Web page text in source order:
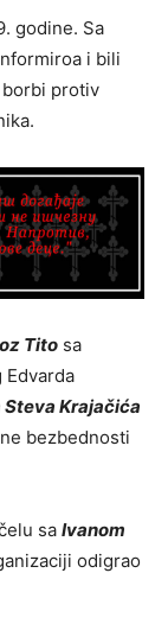
godine. Sa
i bili
borbi protiv
Tito sa
Edvarda
Steva Krajačića
bezbednosti
sa Ivanom
odigrao